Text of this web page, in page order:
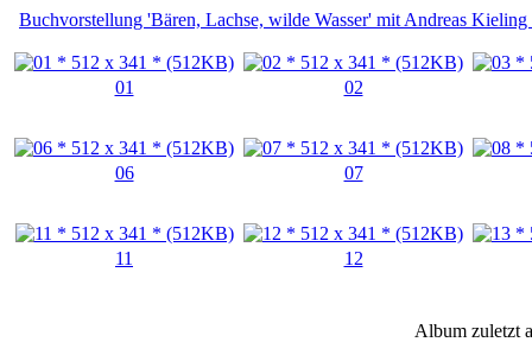
Buchvorstellung 'Bären, Lachse, wilde Wasser' mit Andreas
01 02
06 07
11 12
Album zuletzt